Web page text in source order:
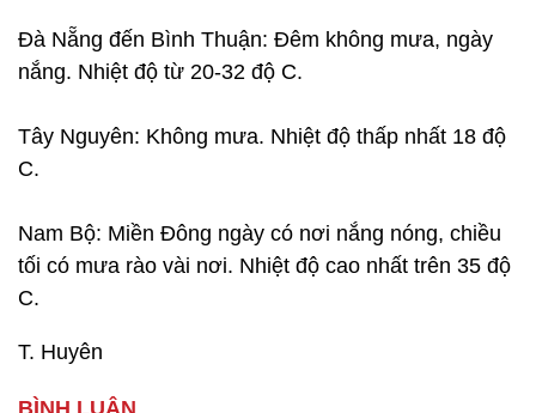
Đà Nẵng đến Bình Thuận: Đêm không mưa, ngày
nắng. Nhiệt độ từ 20-32 độ C.
Tây Nguyên: Không mưa. Nhiệt độ thấp nhất 18 độ
C.
Nam Bộ: Miền Đông ngày có nơi nắng nóng, chiều
tối có mưa rào vài nơi. Nhiệt độ cao nhất trên 35 độ
C.
T. Huyên